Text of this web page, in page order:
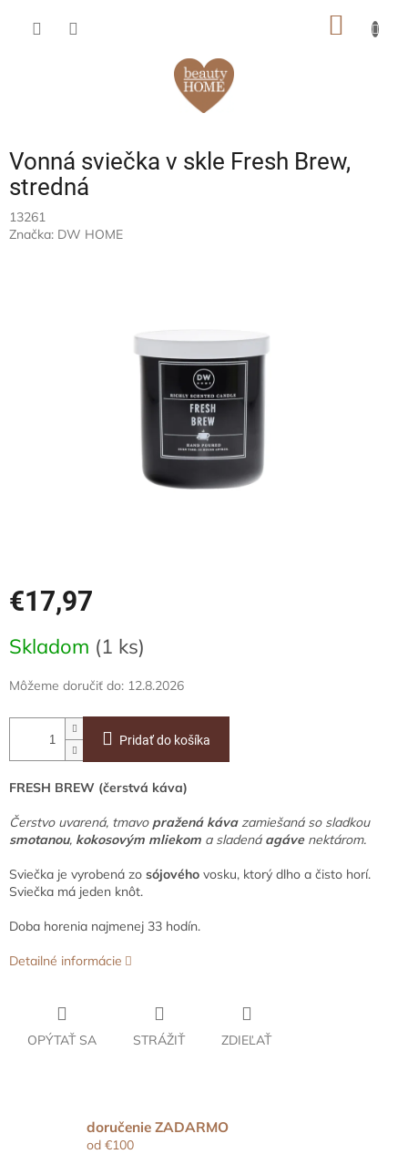
Vonná sviečka v skle Fresh Brew,
stredná
13261
Značka: DW HOME
€17,97
cena:
Skladom (1 ks)
Môžeme doručiť do: 12.8.2026
Pridať do košíka
FRESH BREW (čerstvá káva)
Čerstvo uvarená, tmavo pražená kávazamiešaná so sladkou
smotanou, kokosovým mliekom a sladená agávenektárom.
Sviečka je vyrobená zo sójového vosku, ktorý dlho a čisto horí.
Sviečka má jeden knôt.
Doba horenia najmenej 33 hodín.
Detailné informácie
OPÝTAŤ SA STRÁŽIŤ ZDIEĽAŤ
doručenie ZADARMO
od €100